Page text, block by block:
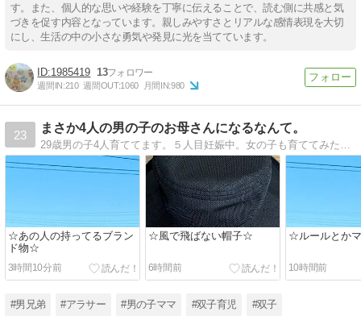
す。また、個人的な思いや経験を丁寧に伝えることで、読む側に共感と気
づきを促す内容となっています。親しみやすさとリアルな感情表現を大切
にし、生活の中の小さな勇気や発見に光を当てています。
1985419 13
週間IN:210 週間OUT:1060 月間IN:980
23
まさか4人の男の子のお母さんになるなんて。
☆あの人の持ってるブラン
ド物☆
3時間10分前
☆風で飛ばない帽子☆
6時間前
☆ルールとか
10時間前
#男兄弟 #アラサー #男の子ママ #双子育児 #双子